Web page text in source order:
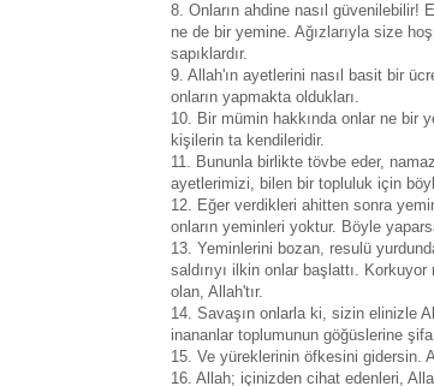
8. Onların ahdine nasıl
ne de bir yemine. Ağızlarıyla size
sapıklardır.
9. Allah'ın ayetlerini nasıl basit bir
onların yapmakta oldukları.
10. Bir mümin hakkında onlar ne bir
kişilerin ta kendileridir.
11. Bununla birlikte tövbe eder,
ayetlerimizi, bilen bir topluluk için
12. Eğer verdikleri ahitten sonra
onların yeminleri yoktur. Böyle
13. Yeminlerini bozan, resulü
saldırıyı ilkin onlar başlattı.
olan, Allah'tır.
14. Savaşın onlarla ki, sizin elinizle
inananlar toplumunun göğüslerine şifa
15. Ve yüreklerinin öfkesini gidersin.
16. Allah; içinizden cihat edenleri,